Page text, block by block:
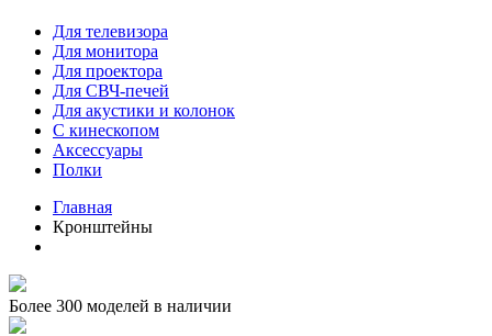
Для телевизора
Для монитора
Для проектора
Для СВЧ-печей
Для акустики и колонок
С кинескопом
Аксессуары
Полки
Главная
Кронштейны
Более 300 моделей в наличии